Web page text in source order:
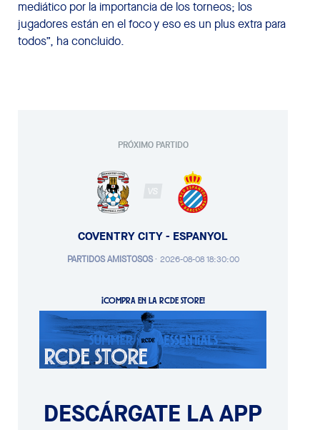
mediático por la importancia de los torneos; los
jugadores están en el foco y eso es un plus extra para
todos”, ha concluido.
PRÓXIMO PARTIDO
VS
COVENTRY CITY - ESPANYOL
PARTIDOS AMISTOSOS· 2026-08-08 18:30:00
¡COMPRA EN LA RCDE STORE!
DESCÁRGATE LA APP